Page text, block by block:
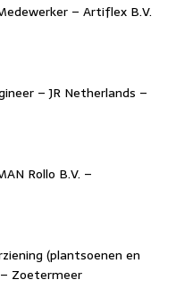
– Artiflex B.V.
– JR Netherlands –
Rollo B.V. –
(plantsoenen en
Zoetermeer